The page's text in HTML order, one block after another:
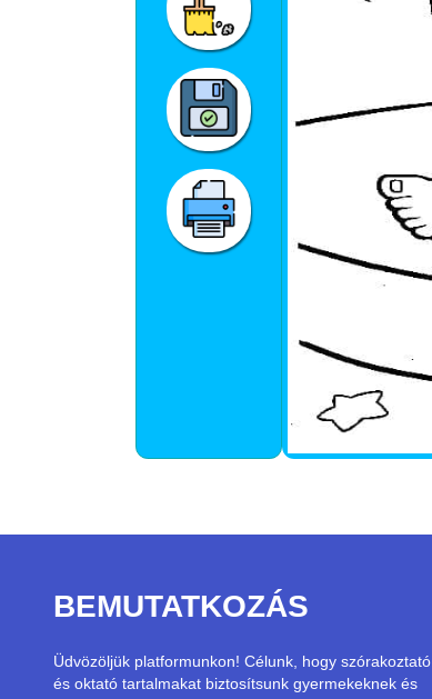
BEMUTATKOZÁS
Üdvözöljük platformunkon! Célunk, hogy szórakoztató
és oktató tartalmakat biztosítsunk gyermekeknek és